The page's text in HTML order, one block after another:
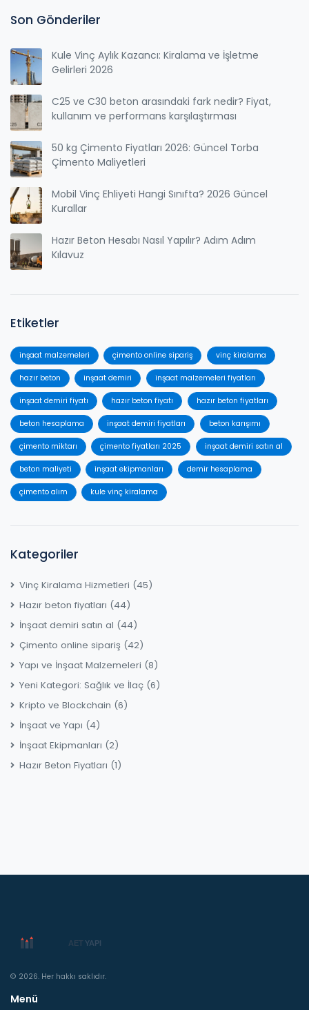
Son Gönderiler
Kule Vinç Aylık Kazancı: Kiralama ve İşletme
Gelirleri 2026
C25 ve C30 beton arasındaki fark nedir? Fiyat,
kullanım ve performans karşılaştırması
50 kg Çimento Fiyatları 2026: Güncel Torba
Çimento Maliyetleri
Mobil Vinç Ehliyeti Hangi Sınıfta? 2026 Güncel
Kurallar
Hazır Beton Hesabı Nasıl Yapılır? Adım Adım
Kılavuz
Etiketler
inşaat malzemeleri çimento online sipariş vinç kiralama
hazır beton inşaat demiri inşaat malzemeleri fiyatları
inşaat demiri fiyatı hazır beton fiyatı hazır beton fiyatları
beton hesaplama inşaat demiri fiyatları beton karışımı
çimento miktarı çimento fiyatları 2025 inşaat demiri satın al
beton maliyeti inşaat ekipmanları demir hesaplama
çimento alım kule vinç kiralama
Kategoriler
Vinç Kiralama Hizmetleri (45)
Hazır beton fiyatları (44)
İnşaat demiri satın al (44)
Çimento online sipariş (42)
Yapı ve İnşaat Malzemeleri (8)
Yeni Kategori: Sağlık ve İlaç (6)
Kripto ve Blockchain (6)
İnşaat ve Yapı (4)
İnşaat Ekipmanları (2)
Hazır Beton Fiyatları (1)
© 2026. Her hakkı saklıdır.
Menü